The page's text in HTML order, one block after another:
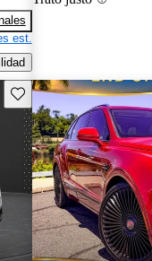
est.
Guarda este Aviso